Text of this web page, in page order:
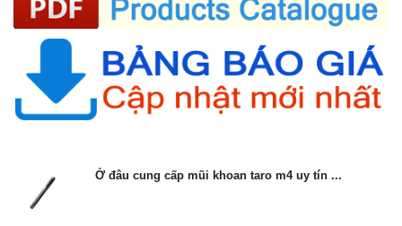
Ở đâu cung cấp mũi khoan taro m4 uy tín ...